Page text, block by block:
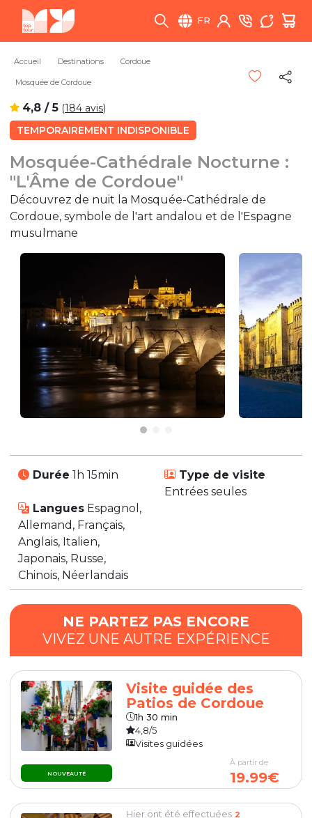
FR
Accueil Destinations Cordoue
Mosquée de Cordoue
4,8 / 5 (184 avis)
TEMPORAIREMENT INDISPONIBLE
Mosquée-Cathédrale Nocturne :
"L'Âme de Cordoue"
Découvrez de nuit la Mosquée-Cathédrale de
Cordoue, symbole de l'art andalou et de l'Espagne
musulmane
Durée 1h 15min
Type de visite
Entrées seules
Langues Espagnol,
Allemand, Français,
Anglais, Italien,
Japonais, Russe,
Chinois, Néerlandais
NE PARTEZ PAS ENCORE
VIVEZ UNE AUTRE EXPÉRIENCE
NOUVEAUTÉ
Visite guidée des
Patios de Cordoue
1h 30 min
4,8/5
Visites guidées
À partir de
19.99€
Hier ont été effectuées 2